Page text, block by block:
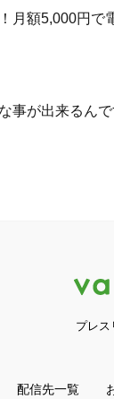
月額5,000円で
事が出来るん
プレス
配信先一覧